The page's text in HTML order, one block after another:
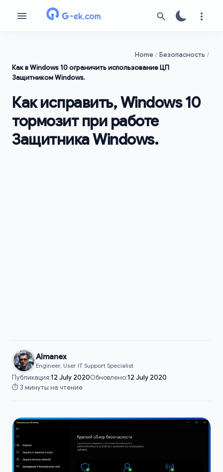
Home
Безопасность
Как в Windows 10 ограничить использование ЦП
Защитником Windows.
Как исправить, Windows 10
тормозит при работе
Защитника Windows.
Almanex
Engineer, User IT Support Specialist
Публикация:12 July 2020Обновлено:12 July 2020
⏱️ 3 минуты на чтение